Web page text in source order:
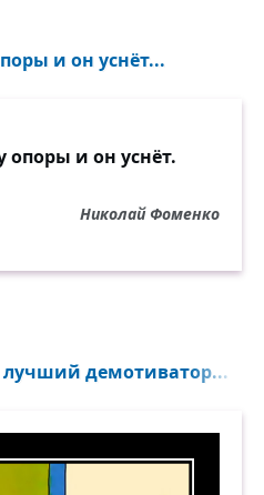
и он уснёт...
опоры и он уснёт.
Николай Фоменко
демотиватор...